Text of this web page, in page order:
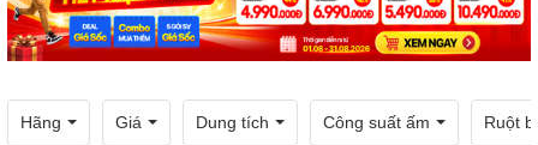
Hãng Giá Dung tích Công suất ấm Ruột